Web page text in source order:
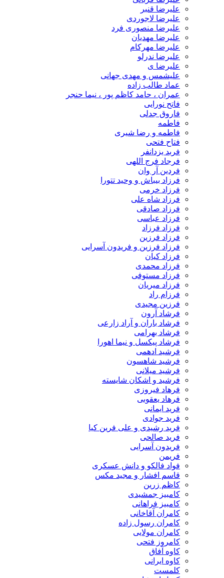
علیرضا قنبر
علیرضا لاجوردی
علیرضا منصوری فرد
علیرضا مهدیان
علیرضا مهرکام
علیرضا ندرلو
علیرضا ی
علیشمس و مهدی جهانی
عماد طالب زاده
عمران ، حامد کاظم پور ، نیما حنجر
فاتح نورایی
فاروق جدلی
فاطمه
فاطمه و رضا شیری
فتاح فتحی
فربد یزدانفر
فرجاد فرج اللهی
فردین آر وان
فرزاد بیباش و وحید تتورا
فرزاد خرمی
فرزاد شاه علی
فرزاد صادقی
فرزاد عباسی
فرزاد فرزاد
فرزاد فرزین
فرزاد فرزین و فریدون آسرایی
فرزاد کیان
فرزاد محمدی
فرزاد مستوفی
فرزاد میریان
فرزام راد
فرزین مجیدی
فرشاد آرون
فرشاد باران و آراد زارعی
فرشاد بهرامی
فرشاد پیکسل و نیما اهورا
فرشید ادهمی
فرشید شاهسون
فرشید میلانی
فرشید و اشکان شایسته
فرهاد فیروزی
فرهاد یعقوبی
فرید ایمانی
فرید جوادی
فرید رشیدی و علی فرین کیا
فرید صالحی
فریدون آسرایی
فریمن
فواد فالکو و دانش عسکری
قاسم افشار و مجید مکس
کاظم زرین
کامبیز جمشیدی
کامبیز فراهانی
کامران آقاخانی
کامران رسول زاده
کامران مولایی
کامروز فتحی
کاوه آفاق
کاوه ایرانی
کلمست